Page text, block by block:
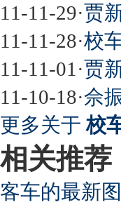
11-11-29·贾
11-11-28·校
11-11-01 ·贾
11-10-18·佘
更多关于校
相关推荐
客车的最新